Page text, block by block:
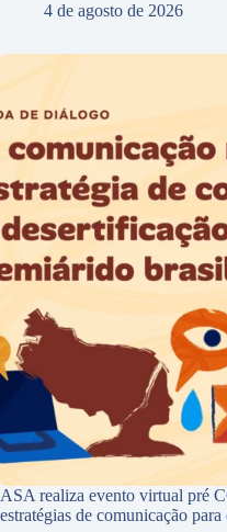
4 de agosto de 2026
ASA realiza evento virtual pré
estratégias de comunicação